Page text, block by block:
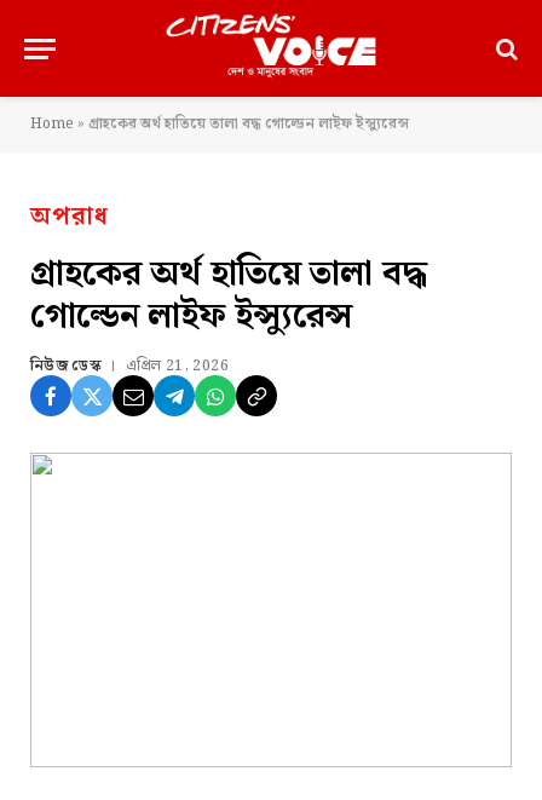
Home » গ্রাহকের অর্থ হাতিয়ে তালা বদ্ধ গোল্ডেন লাইফ ইন্স্যুরেন্স
অপরাধ
গ্রাহকের অর্থ হাতিয়ে তালা বদ্ধ
গোল্ডেন লাইফ ইন্স্যুরেন্স
নিউজ ডেস্ক এপ্রিল 21, 2026